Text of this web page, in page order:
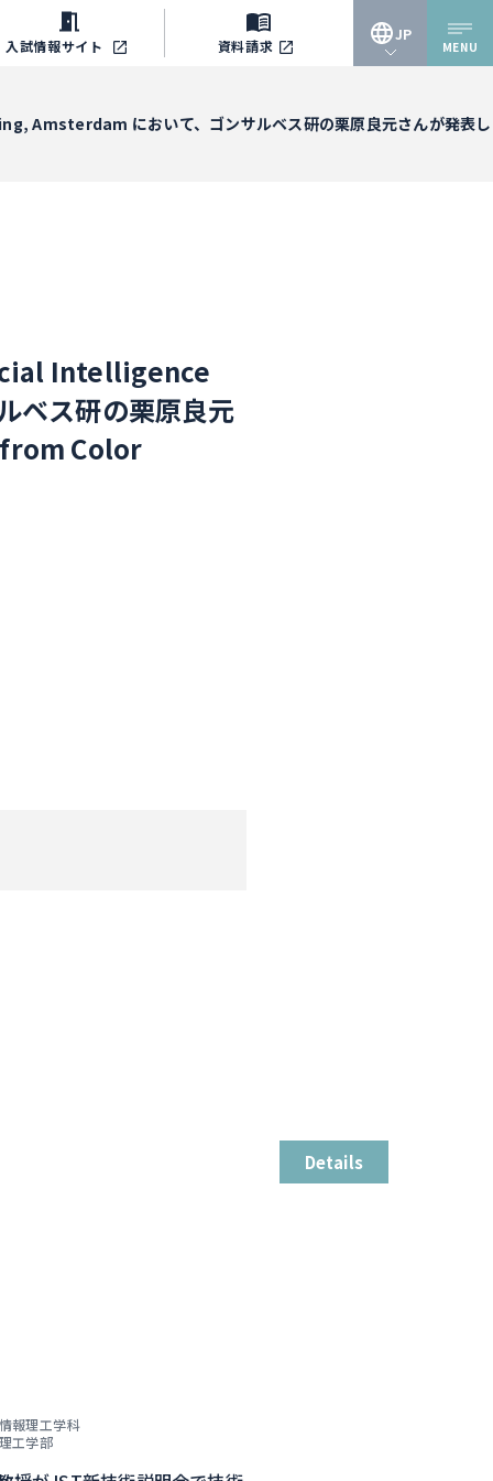
入試情報サイト 資料請求
JP
EN
MENU
において、ゴンサルベス研の栗原良元さんが発表し
Intelligence
ス研の栗原良元
Color
Details
報理工学科
工学部